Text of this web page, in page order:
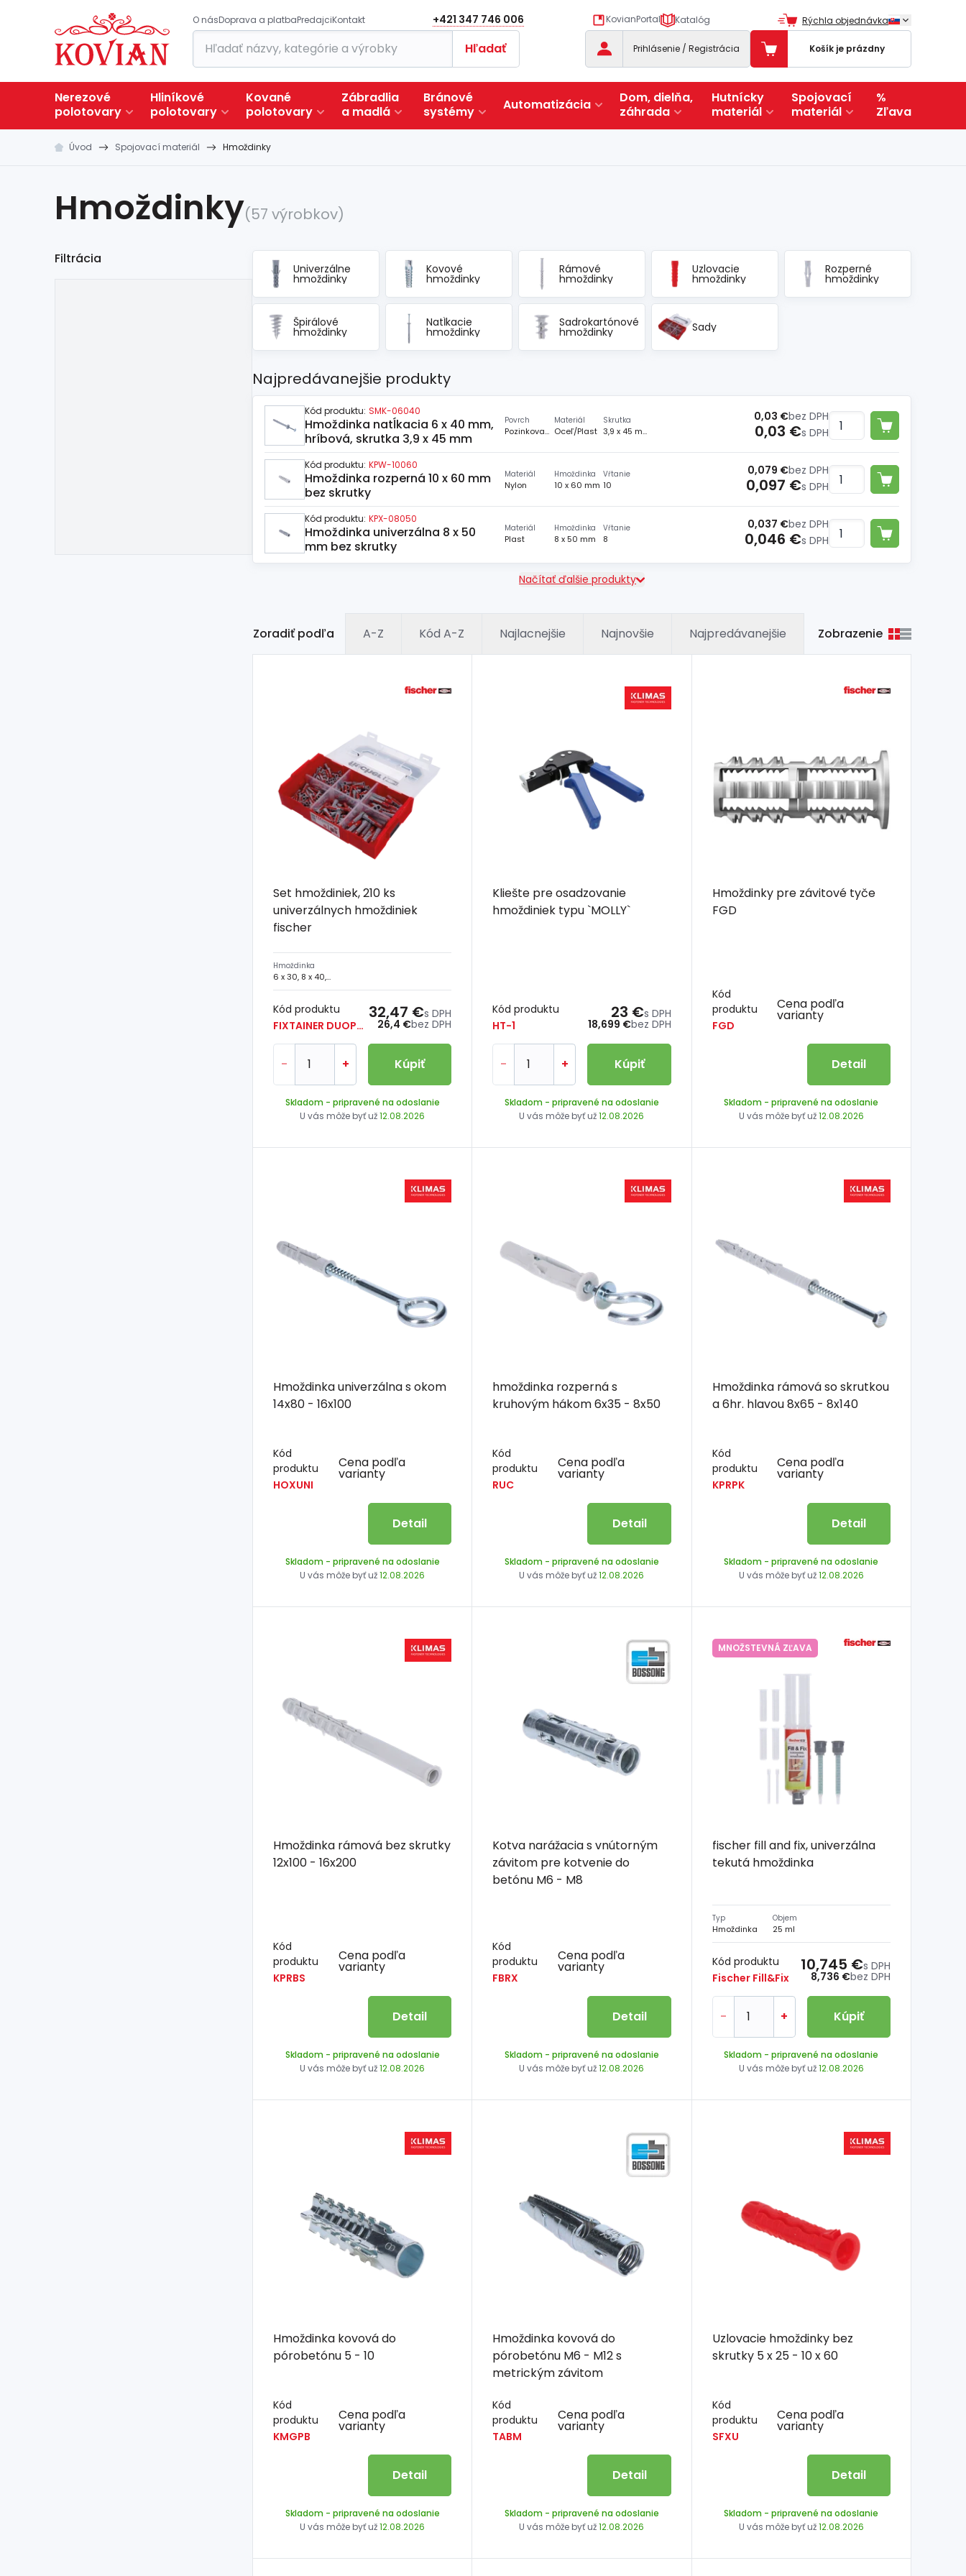
O násDoprava a platbaPredajciKontakt +421 347 746 006 KovianPortal Katalóg Rýchla objednávka
Hľadať Prihlásenie / Registrácia Košík je prázdny
Nerezové
polotovary
Hliníkové
polotovary
Kované
polotovary
Zábradlia
a madlá
Bránové
systémy
Automatizácia
Dom, dielňa,
záhrada
Hutnícky
materiál
Spojovací
materiál
%
Zľava
Úvod Spojovací materiál Hmoždinky
Hmoždinky(57 výrobkov)
Filtrácia
Univerzálne
hmoždinky
Kovové
hmoždinky
Rámové
hmoždinky
Uzlovacie
hmoždinky
Rozperné
hmoždinky
Špirálové
hmoždinky
Natĺkacie
hmoždinky
Sadrokartónové
hmoždinky Sady
Najpredávanejšie produkty
Kód produktu: SMK-06040
Hmoždinka natĺkacia 6 x 40 mm,
hríbová, skrutka 3,9 x 45 mm
Povrch
Pozinkovaný
Materiál
Oceľ/Plast
Skrutka
3,9 x 45 mm
0,03 €bez DPH
0,03 €s DPH
Kód produktu: KPW-10060
Hmoždinka rozperná 10 x 60 mm
bez skrutky
Materiál
Nylon
Hmoždinka
10 x 60 mm
Vŕtanie
10
0,079 €bez DPH
0,097 €s DPH
Kód produktu: KPX-08050
Hmoždinka univerzálna 8 x 50
mm bez skrutky
Materiál
Plast
Hmoždinka
8 x 50 mm
Vŕtanie
8
0,037 €bez DPH
0,046 €s DPH
Načítať ďalšie produkty
Zoradiť podľa A-Z Kód A-Z Najlacnejšie Najnovšie Najpredávanejšie Zobrazenie
Set hmoždiniek, 210 ks
univerzálnych hmoždiniek
fischer
Hmoždinka
6 x 30, 8 x 40, 10 x 50 mm
Kód produktu
FIXTAINER DUOPOWER
26,4 €bez DPH
32,47 €s DPH
- + Kúpiť
Skladom - pripravené na odoslanie
U vás môže byť už12.08.2026
Kliešte pre osadzovanie
hmoždiniek typu `MOLLY`
Kód produktu
HT-1
18,699 €bez DPH
23 €s DPH
- + Kúpiť
Skladom - pripravené na odoslanie
U vás môže byť už12.08.2026
Hmoždinky pre závitové tyče
FGD
Kód
produktu
FGD
Cena podľa
varianty
Detail
Skladom - pripravené na odoslanie
U vás môže byť už12.08.2026
Hmoždinka univerzálna s okom
14x80 - 16x100
Kód
produktu
HOXUNI
Cena podľa
varianty
Detail
Skladom - pripravené na odoslanie
U vás môže byť už12.08.2026
hmoždinka rozperná s
kruhovým hákom 6x35 - 8x50
Kód
produktu
RUC
Cena podľa
varianty
Detail
Skladom - pripravené na odoslanie
U vás môže byť už12.08.2026
Hmoždinka rámová so skrutkou
a 6hr. hlavou 8x65 - 8x140
Kód
produktu
KPRPK
Cena podľa
varianty
Detail
Skladom - pripravené na odoslanie
U vás môže byť už12.08.2026
Hmoždinka rámová bez skrutky
12x100 - 16x200
Kód
produktu
KPRBS
Cena podľa
varianty
Detail
Skladom - pripravené na odoslanie
U vás môže byť už12.08.2026
Kotva narážacia s vnútorným
závitom pre kotvenie do
betónu M6 - M8
Kód
produktu
FBRX
Cena podľa
varianty
Detail
Skladom - pripravené na odoslanie
U vás môže byť už12.08.2026
MNOŽSTEVNÁ ZĽAVA
fischer fill and fix, univerzálna
tekutá hmoždinka
Typ
Hmoždinka
Objem
25 ml
Kód produktu
Fischer Fill&Fix
8,736 €bez DPH
10,745 €s DPH
- + Kúpiť
Skladom - pripravené na odoslanie
U vás môže byť už12.08.2026
Hmoždinka kovová do
pórobetónu 5 - 10
Kód
produktu
KMGPB
Cena podľa
varianty
Detail
Skladom - pripravené na odoslanie
U vás môže byť už12.08.2026
Hmoždinka kovová do
pórobetónu M6 - M12 s
metrickým závitom
Kód
produktu
TABM
Cena podľa
varianty
Detail
Skladom - pripravené na odoslanie
U vás môže byť už12.08.2026
Uzlovacie hmoždinky bez
skrutky 5 x 25 - 10 x 60
Kód
produktu
SFXU
Cena podľa
varianty
Detail
Skladom - pripravené na odoslanie
U vás môže byť už12.08.2026